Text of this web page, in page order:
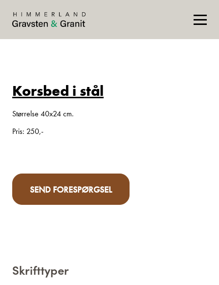
Korsbed i stål
Størrelse 40x24 cm.
Pris: 250,-
SEND FORESPØRGSEL
Skrifttyper